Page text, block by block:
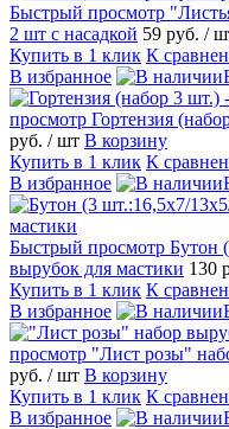
Быстрый просмотр
2 шт с насадкой 59 руб. /
Купить в 1 клик К
В избранное
просмотр Гортензия
руб. / шт В корзину
Купить в 1 клик К
В избранное
Быстрый просмотр Бутон
вырубок для мастики 130
Купить в 1 клик К
В избранное
просмотр "Лист розы"
руб. / шт В корзину
Купить в 1 клик К
В избранное